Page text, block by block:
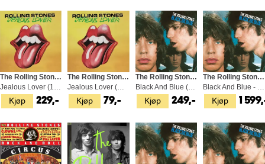
Kjøp
The Rolling Stones
Jealous Lover (10")
229,- Kjøp
The Rolling Stones
Jealous Lover (CDS)
79,- Kjøp
The Rolling Stones
Black And Blue (Steven Wilson…) (CD)
249,- Kjøp
The Rolling Stones
Black And Blue - LTD (4CD+BD-A)
1